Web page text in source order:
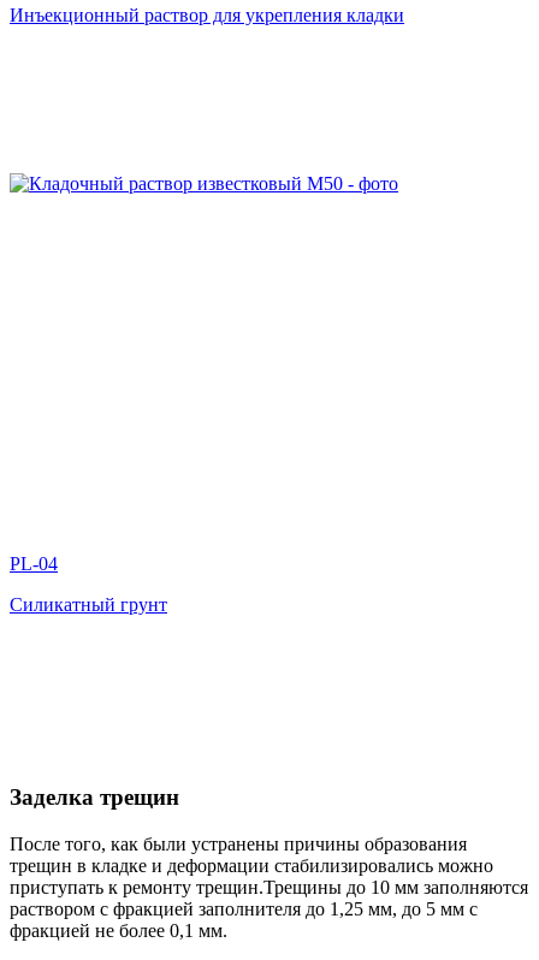
Инъекционный раствор для укрепления кладки
PL-04
Силикатный грунт
Заделка трещин
После того, как были устранены причины образования
трещин в кладке и деформации стабилизировались можно
приступать к ремонту трещин.Трещины до 10 мм заполняются
раствором с фракцией заполнителя до 1,25 мм, до 5 мм с
фракцией не более 0,1 мм.